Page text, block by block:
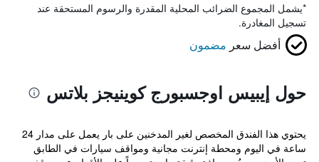
*يشمل المجموع الضرائب المحلية المقدرة والرسوم المستحقة عند
تسجيل المغادرة.
أفضل سعر مضمون
حول إيبيس اوجسبورج كوينيجز بلاتس
يحتوي هذا الفندق المخصص لغير المدخنين على بار يعمل على مدار 24
ساعة في اليوم ومحطة إنترنت مجانية ومواقف سيارات في الطابق